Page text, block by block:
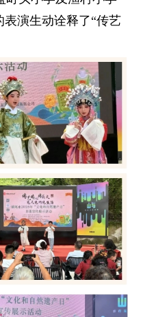
表演生动诠释了“传艺